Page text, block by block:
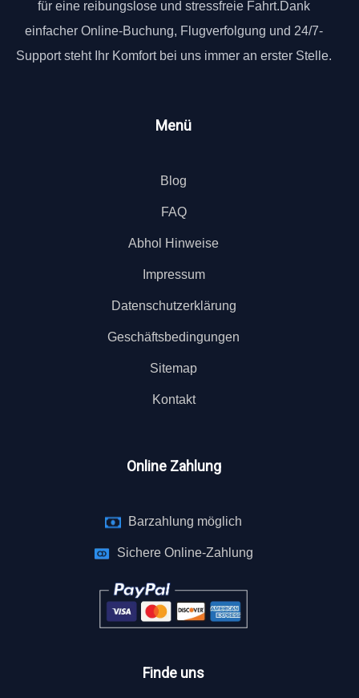
für eine reibungslose und stressfreie Fahrt.Dank
einfacher Online-Buchung, Flugverfolgung und 24/7-
Support steht Ihr Komfort bei uns immer an erster Stelle.
Menü
Blog
FAQ
Abhol Hinweise
Impressum
Datenschutzerklärung
Geschäftsbedingungen
Sitemap
Kontakt
Online Zahlung
Barzahlung möglich
Sichere Online-Zahlung
Finde uns